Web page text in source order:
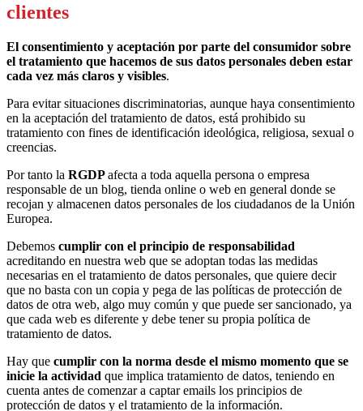
clientes
El consentimiento y aceptación por parte del consumidor sobre
el tratamiento que hacemos de sus datos personales deben estar
cada vez más claros y visibles.
Para evitar situaciones discriminatorias, aunque haya consentimiento
en la aceptación del tratamiento de datos, está prohibido su
tratamiento con fines de identificación ideológica, religiosa, sexual o
creencias.
Por tanto la RGDPafecta a toda aquella persona o empresa
responsable de un blog, tienda online o web en general donde se
recojan y almacenen datos personales de los ciudadanos de la Unión
Europea.
Debemos cumplir con el principio de responsabilidad
acreditando en nuestra web que se adoptan todas las medidas
necesarias en el tratamiento de datos personales, que quiere decir
que no basta con un copia y pega de las políticas de protección de
datos de otra web, algo muy común y que puede ser sancionado, ya
que cada web es diferente y debe tener su propia política de
tratamiento de datos.
Hay que cumplir con la norma desde el mismo momento que se
inicie la actividad que implica tratamiento de datos, teniendo en
cuenta antes de comenzar a captar emails los principios de
protección de datos y el tratamiento de la información.